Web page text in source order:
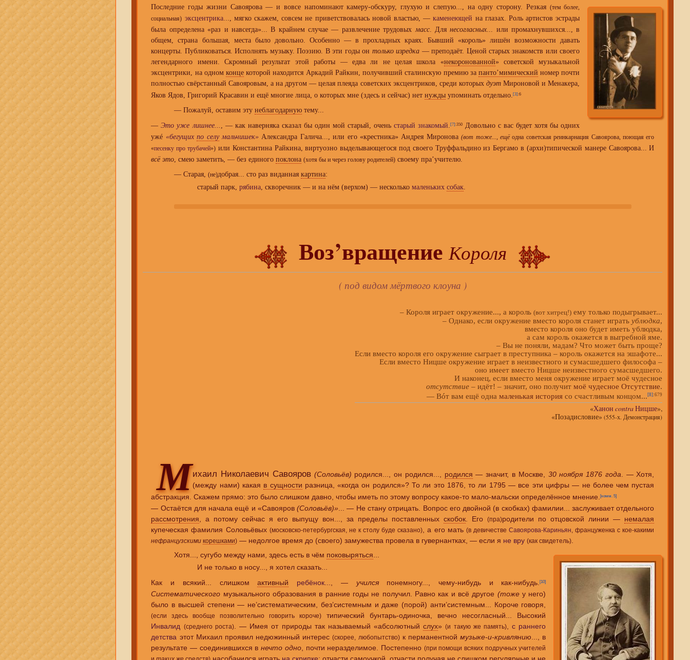
Последние годы жизни Савоярова — и вовсе напоминают камеру-обскуру, глухую и слепую..., на одну сторону. Резкая (тем более,
социальная) эксцентрика..., мягко скажем, совсем не приветствовалась новой властью, —каменеющей на глазах. Роль артистов эстрады
была определена «раз и навсегда»... В крайнем случае — развлечение трудовых масс. Длянесогласных ... или промахнувшихся..., в
общем, страна большая, места было довольно. Особенно — в прохладных краях. Бывший «король» лишён возможности давать
концерты. Публиковаться. Исполнять музыку. Поэзию. В эти годы он только изредка — преподаёт. Ценой старых знакомств или своего
легендарного имени. Скромный результат этой работы — едва ли не целая школа «некоронованной» советской музыкальной
эксцентрики, на одномконце которой находится Аркадий Райкин, получивший сталинскую премию за панто’мимический номер почти
полностью свёрстанный Савояровым, а на другом — целая плеяда советских эксцентриков, среди которых дуэт Мироновой и Менакера,
Яков Ядов, Григорий Красавин и ещё многие лица, о которых мне (здесь и сейчас) нетнужды упоминать отдельно.[3]:6
— Пожалуй, оставим этунеблагодарную тему...
—Это уже лишнее... , — как наверняка сказал бы один мой старый, оченьстарый знакомый .[7]:350
Довольно с вас будет хотя бы одних
ужé «бегущихпо селумальчишек» Александра Галича..., или его «крестника» Андрея Миронова(вот тоже..., ещёодна советская реинкарнация Савоярова, поющая его
«песенку про трубачей») или Константина Райкина, виртуозно выделывающегося под своего Труффальдино из Бергамо в (архи)типической манере Савоярова... И
всё это , смею заметить, — без единогопоклона (хотя бы и через голову родителей) своему пра’учителю.
— Старая,(не)добрая... сто раз виданнаякартина:
старый парк, рябина, скворечник — и на нём (верхом) — несколько маленьких собак.
Воз’вращениеКороля
( под видом мёртвого клоуна )
– Короля играет окружение..., а король(вот хитрец!) ему только подыгрывает...
– Однако, если окружение вместо короля станет игратьублюдка,
вместо короля оно будет иметь ублюдка,
а сам король окажется в выгребной яме.
– Вы не поняли, мадам? Что может быть проще?
Если вместо короля его окружение сыграет в преступника – король окажется на эшафоте...
Если вместо Ницше окружение играет в неизвестного и сумасшедшего философа –
оно имеет вместо Ницше неизвестного сумасшедшего.
И наконец, если вместо меня окружение играет моё чудесное
отсутствие – идёт! – значит, оно получитмоё чудесное Отсутствие.
— Вóт вам ещё однамаленькая история со счастливым концом...[8] :679
«ХанонcontraНицше»,
«Позадисловие»(555-х. Демонстрация)
Михаил Николаевич Савояров (Соловьёв) родился..., он родился..., родился — значит, в Москве, 30 ноября 1876 года . — Хотя,
(между нами) какая в сущности разница, «когда он родился»? То ли это 1876, то ли 1795 — все эти цифры — не более чем пустая
абстракция. Скажем прямо: это было слишком давно, чтобы иметь по этому вопросу какое-то мало-мальски определённое мнение.[комм. 5]
— Остаётся для начала ещё и «Савояров(Соловьёв)» ... — Не стану отрицать. Вопрос его двойной (в скобках) фамилии... заслуживает отдельного
рассмотрения , а потому сейчас я его выпущу вон..., за пределы поставленныхскобок . Его(пра)родители по отцовской линии — немалая
купеческая фамилия Соловьёвых (московско-петербургская, не к столу буде сказано) , а его мать (в девичествеСавоярова-Кариньян , француженка с кое-какими
нефранцузскими корешками) — недолгое время до (своего) замужества провела в гувернантках, — если я не вру (как свидетель)
Хотя..., сугубо между нами, здесь есть в чём поковыряться
И не только в носу..., я хотел сказать...
Как и всякий... слишкомактивный ребёнок... , — училсяпонемногу..., чему-нибудь и как-нибудь.[10]
Систематического музыкального образования в ранние годы не получил. Равно как и всё другое (тожеу него)
было в высшей степени — не’систематическим, без’системным и даже (порой) анти’системным... Короче говоря,
(если здесь вообще позволительно говорить короче)
типический бунтарь-одиночка, вечно несогласный... Высокий
Инвалид
(среднего роста). — Имея от природы так называемый «абсолютныйслух»(и такую же память) ,с раннего
детства этот Михаил проявил недюжинный интерес(скорее, любопытство)к перманентноймузыке-и-кривлянию ..., в
результате — соединившихся внечто одно, почти неразделимое. Постепенно (при помощи всяких подручных учителей